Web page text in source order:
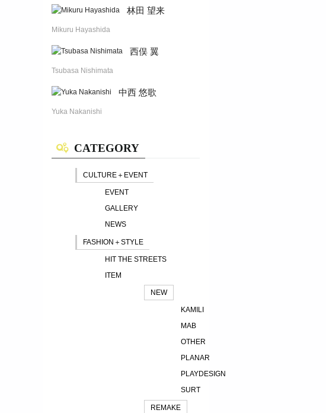
林田 望来
Mikuru Hayashida
西俣 翼
Tsubasa Nishimata
中西 悠歌
Yuka Nakanishi
CATEGORY
CULTURE＋EVENT
EVENT
GALLERY
NEWS
FASHION＋STYLE
HIT THE STREETS
ITEM
NEW
KAMILI
MAB
OTHER
PLANAR
PLAYDESIGN
SURT
REMAKE